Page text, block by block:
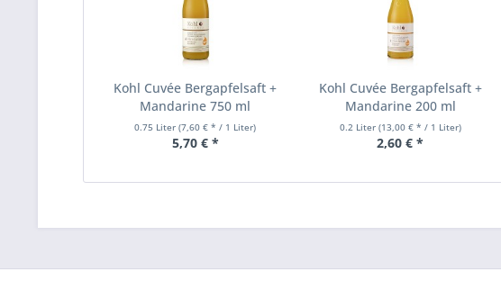
Kohl Cuvée Bergapfelsaft +
Mandarine 750 ml
0.75 Liter(7,60 € * / 1 Liter)
5,70 € *
Kohl Cuvée Bergapfelsaft +
Mandarine 200 ml
0.2 Liter (13,00 € * / 1 Liter)
2,60 € *